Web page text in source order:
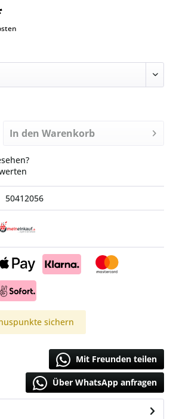
In den Warenkorb
50412056
sichern
Mit Freunden teilen
Über WhatsApp anfragen